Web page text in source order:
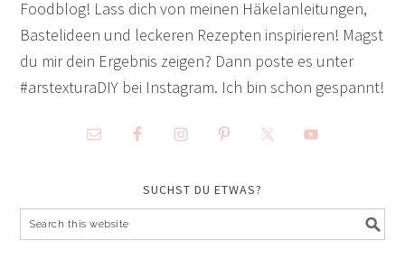
Foodblog! Lass dich von meinen Häkelanleitungen,
Bastelideen und leckeren Rezepten inspirieren! Magst
du mir dein Ergebnis zeigen? Dann poste es unter
#arstexturaDIY bei Instagram. Ich bin schon gespannt!
SUCHST DU ETWAS?